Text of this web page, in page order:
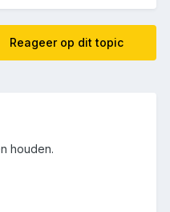
Reageer op dit topic
houden.